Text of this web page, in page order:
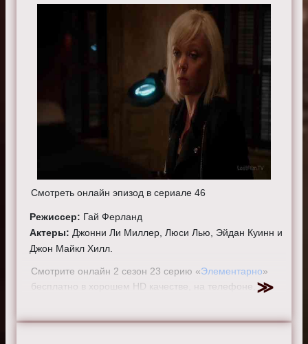
Смотреть онлайн эпизод в сериале 46
Режиссер: Гай Ферланд
Актеры: Джонни Ли Миллер, Люси Лью, Эйдан Куинн и
Джон Майкл Хилл.
Смотрите онлайн 2 сезон 23 серию «Элементарно»
бесплатно в хорошем HD качестве, на телефоне,